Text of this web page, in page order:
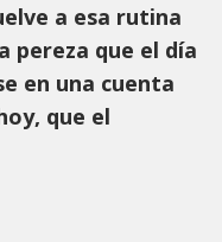
a esa rutina
pereza que el día
en una cuenta
que el